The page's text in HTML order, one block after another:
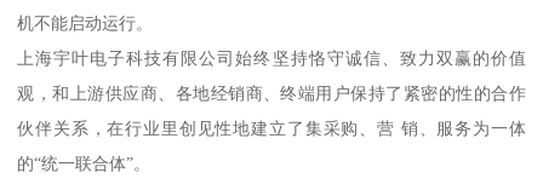
机不能启动运行。
上海宇叶电子科技有限公司始终坚持恪守诚信、致力双赢的价值
观，和上游供应商、各地经销商、终端用户保持了紧密的性的合作
伙伴关系，在行业里创见性地建立了集采购、营 销、服务为一体
的“统一联合体”。